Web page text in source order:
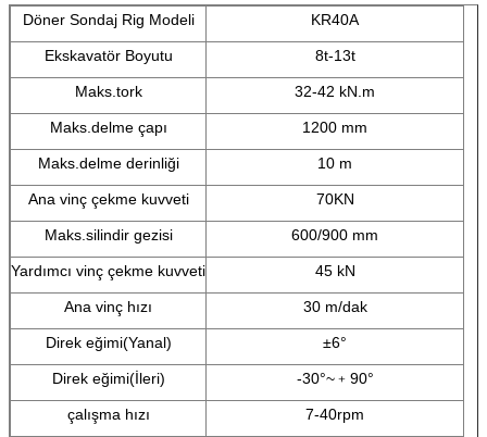
Döner Sondaj Rig Modeli
KR40A
Ekskavatör Boyutu 8t-13t
Maks.tork 32-42 kN.m
Maks.delme çapı 1200 mm
Maks.delme derinliği 10 m
Ana vinç çekme kuvveti 70KN
Maks.silindir gezisi 600/900 mm
Yardımcı vinç çekme kuvveti 45 kN
Ana vinç hızı 30 m/dak
Direk eğimi(Yanal) ±6°
Direk eğimi(İleri) -30°~﹢90°
çalışma hızı 7-40rpm